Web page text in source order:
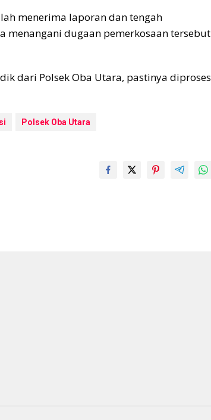
menerima laporan dan tengah
dugaan pemerkosaan tersebut
dari Polsek Oba Utara, pastinya diproses
Polsek Oba Utara